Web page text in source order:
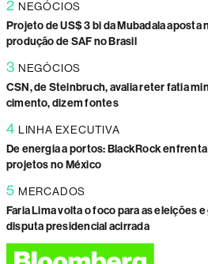
2 NEGÓCIOS
Projeto de US$ 3 bi da Mubadala aposta
produção de SAF no Brasil
3 NEGÓCIOS
CSN, de Steinbruch, avalia reter fatia
cimento, dizem fontes
4 LINHA EXECUTIVA
De energia a portos: BlackRock
projetos no México
5 MERCADOS
Faria Lima volta o foco para as eleições
disputa presidencial acirrada